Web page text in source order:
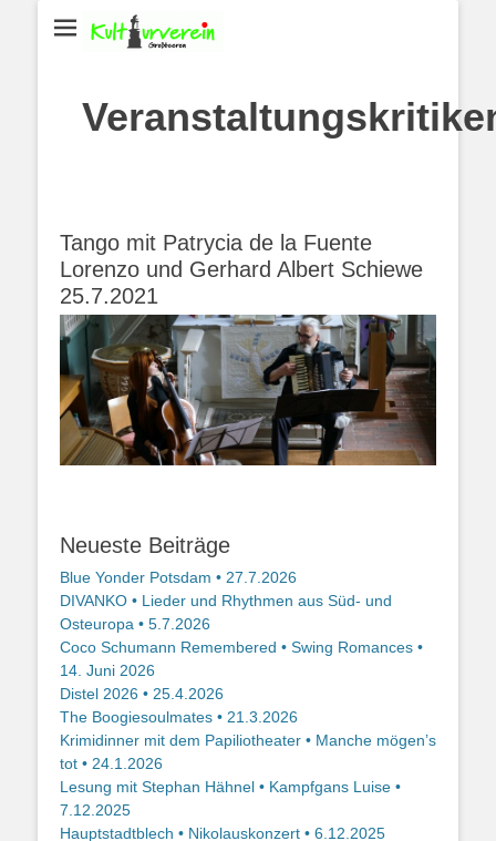
Tango mit Patrycia de la Fuente
Lorenzo und Gerhard Albert Schiewe
25.7.2021
Neueste Beiträge
Blue Yonder Potsdam • 27.7.2026
DIVANKO • Lieder und Rhythmen aus Süd- und
Osteuropa • 5.7.2026
Coco Schumann Remembered • Swing Romances •
14. Juni 2026
Distel 2026 • 25.4.2026
The Boogiesoulmates • 21.3.2026
Krimidinner mit dem Papiliotheater • Manche mögen’s
tot • 24.1.2026
Lesung mit Stephan Hähnel • Kampfgans Luise •
7.12.2025
Hauptstadtblech • Nikolauskonzert • 6.12.2025